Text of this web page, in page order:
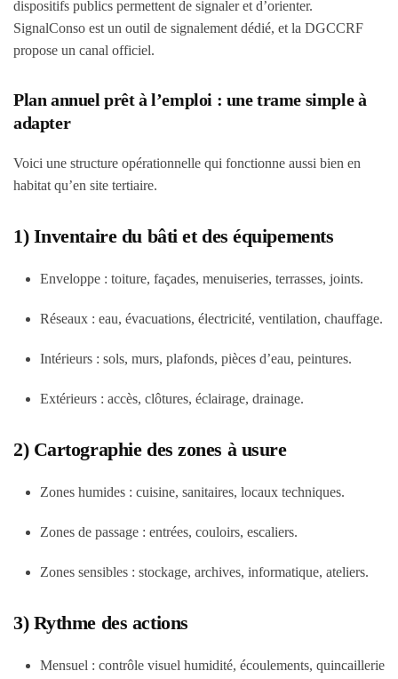
dispositifs publics permettent de signaler et d’orienter.
SignalConso est un outil de signalement dédié, et la DGCCRF
propose un canal officiel.
Plan annuel prêt à l’emploi : une trame simple à
adapter
Voici une structure opérationnelle qui fonctionne aussi bien en
habitat qu’en site tertiaire.
1) Inventaire du bâti et des équipements
Enveloppe : toiture, façades, menuiseries, terrasses, joints.
Réseaux : eau, évacuations, électricité, ventilation, chauffage.
Intérieurs : sols, murs, plafonds, pièces d’eau, peintures.
Extérieurs : accès, clôtures, éclairage, drainage.
2) Cartographie des zones à usure
Zones humides : cuisine, sanitaires, locaux techniques.
Zones de passage : entrées, couloirs, escaliers.
Zones sensibles : stockage, archives, informatique, ateliers.
3) Rythme des actions
Mensuel : contrôle visuel humidité, écoulements, quincaillerie